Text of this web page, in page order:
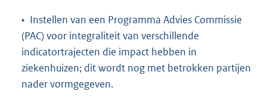
• Instellen van een Programma Advies Commissie
(PAC) voor integraliteit van verschillende
indicatortrajecten die impact hebben in
ziekenhuizen; dit wordt nog met betrokken partijen
nader vormgegeven.